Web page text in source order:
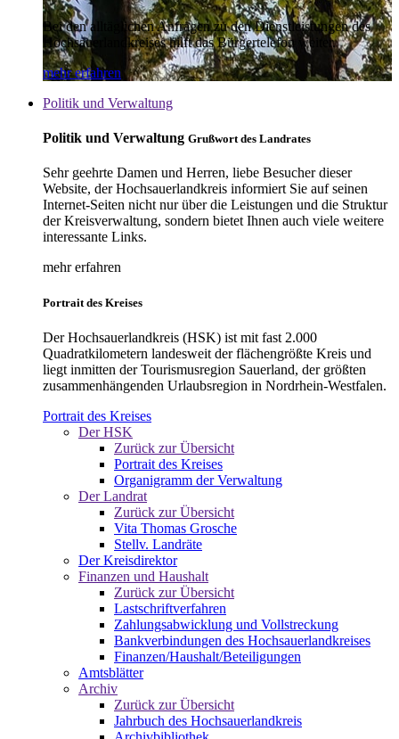
Bei den alltäglichen Anfragen zu den Dienstleistungen des
Hochsauerlandkreises hilft das Bürgertelefon weiter.
mehr erfahren
Politik und Verwaltung
Politik und Verwaltung Grußwort des Landrates
Sehr geehrte Damen und Herren, liebe Besucher dieser
Website, der Hochsauerlandkreis informiert Sie auf seinen
Internet-Seiten nicht nur über die Leistungen und die Struktur
der Kreisverwaltung, sondern bietet Ihnen auch viele weitere
interessante Links.
mehr erfahren
Portrait des Kreises
Der Hochsauerlandkreis (HSK) ist mit fast 2.000
Quadratkilometern landesweit der flächengrößte Kreis und
liegt inmitten der Tourismusregion Sauerland, der größten
zusammenhängenden Urlaubsregion in Nordrhein-Westfalen.
Portrait des Kreises
Der HSK
Zurück zur Übersicht
Portrait des Kreises
Organigramm der Verwaltung
Der Landrat
Zurück zur Übersicht
Vita Thomas Grosche
Stellv. Landräte
Der Kreisdirektor
Finanzen und Haushalt
Zurück zur Übersicht
Lastschriftverfahren
Zahlungsabwicklung und Vollstreckung
Bankverbindungen des Hochsauerlandkreises
Finanzen/Haushalt/Beteiligungen
Amtsblätter
Archiv
Zurück zur Übersicht
Jahrbuch des Hochsauerlandkreis